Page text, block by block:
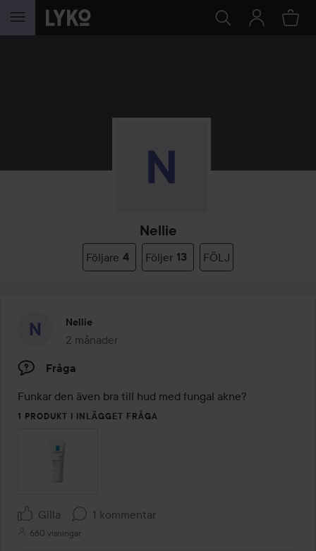
HOPPA TILL INNEHÅLLET
Nellie
Följare 4 Följer 13 FÖLJ
Nellie
2 månader
Inlägget skapades 2 månader
Fråga
Funkar den även bra till hud med fungal akne?
1 PRODUKT I INLÄGGET FRÅGA
Gilla 1 kommentar
660 visningar